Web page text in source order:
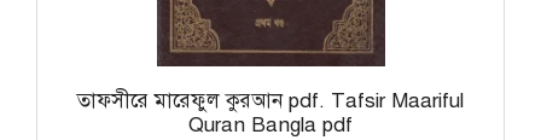
তাফসীরে মারেফুল কুরআন pdf. Tafsir Maariful
Quran Bangla pdf